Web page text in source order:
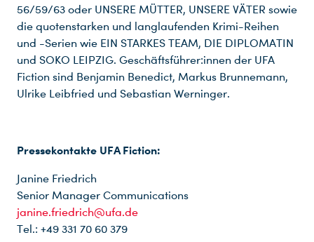
56/59/63 oder UNSERE MÜTTER, UNSERE VÄTER sowie
die quotenstarken und langlaufenden Krimi-Reihen
und -Serien wie EIN STARKES TEAM, DIE DIPLOMATIN
und SOKO LEIPZIG. Geschäftsführer:innen der UFA
Fiction sind Benjamin Benedict, Markus Brunnemann,
Ulrike Leibfried und Sebastian Werninger.
Pressekontakte UFA Fiction:
Janine Friedrich
Senior Manager Communications
janine.friedrich@ufa.de
Tel.: +49 331 70 60 379